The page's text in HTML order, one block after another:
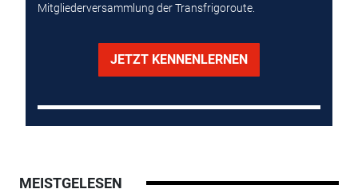
Mitgliederversammlung der Transfrigoroute.
JETZT KENNENLERNEN
MEISTGELESEN